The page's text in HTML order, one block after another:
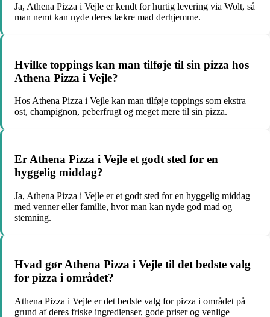
Ja, Athena Pizza i Vejle er kendt for hurtig levering via Wolt, så
man nemt kan nyde deres lækre mad derhjemme.
Hvilke toppings kan man tilføje til sin pizza hos
Athena Pizza i Vejle?
Hos Athena Pizza i Vejle kan man tilføje toppings som ekstra
ost, champignon, peberfrugt og meget mere til sin pizza.
Er Athena Pizza i Vejle et godt sted for en
hyggelig middag?
Ja, Athena Pizza i Vejle er et godt sted for en hyggelig middag
med venner eller familie, hvor man kan nyde god mad og
stemning.
Hvad gør Athena Pizza i Vejle til det bedste valg
for pizza i området?
Athena Pizza i Vejle er det bedste valg for pizza i området på
grund af deres friske ingredienser, gode priser og venlige